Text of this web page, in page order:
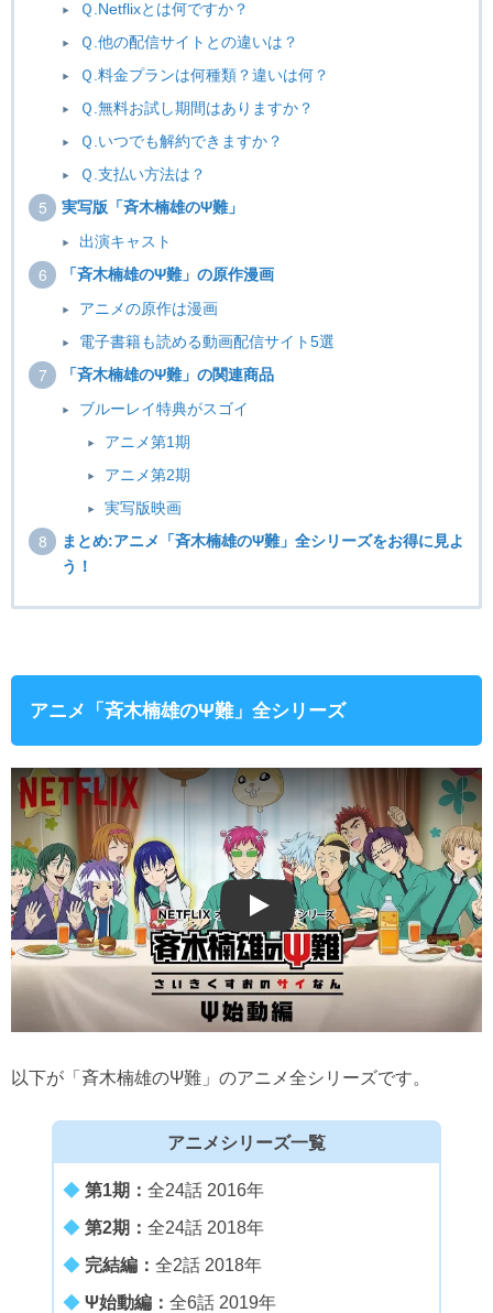
Ｑ.Netflixとは何ですか？
Ｑ.他の配信サイトとの違いは？
Ｑ.料金プランは何種類？違いは何？
Ｑ.無料お試し期間はありますか？
Ｑ.いつでも解約できますか？
Ｑ.支払い方法は？
実写版「斉木楠雄のΨ難」
出演キャスト
「斉木楠雄のΨ難」の原作漫画
アニメの原作は漫画
電子書籍も読める動画配信サイト5選
「斉木楠雄のΨ難」の関連商品
ブルーレイ特典がスゴイ
アニメ第1期
アニメ第2期
実写版映画
まとめ:アニメ「斉木楠雄のΨ難」全シリーズをお得に見よ
う！
アニメ「斉木楠雄のΨ難」全シリーズ
Play
以下が「斉木楠雄のΨ難」のアニメ全シリーズです。
アニメシリーズ一覧
◆ 第1期： 全24話 2016年
◆ 第2期： 全24話 2018年
◆ 完結編： 全2話 2018年
◆ Ψ始動編： 全6話 2019年